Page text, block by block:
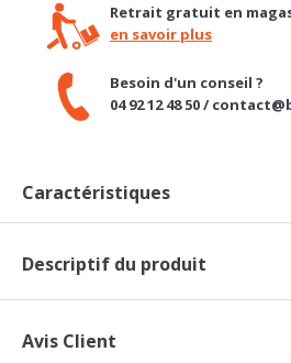
Retrait gratuit en
en savoir plus
Besoin d'un conseil ?
04 92 12 48 50 /
Caractéristiques
Descriptif du produit
Avis Client